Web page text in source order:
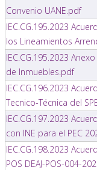
Convenio UANE.pdf
IEC.CG.195.2023
los Lineamientos
IEC.CG.195.2023
de Inmuebles.pdf
IEC.CG.196.2023
Tecnico-Técnica del
IEC.CG.197.2023
con INE para el PEC
IEC.CG.198.2023
POS DEAJ-POS-004-